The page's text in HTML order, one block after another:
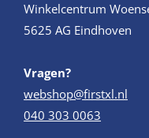
Winkelcentrum
5625 AG Eindhoven
Vragen?
webshop@firstxl.nl
040 303 0063